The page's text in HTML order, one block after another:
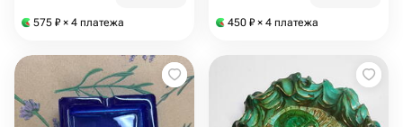
575 ₽ × 4 платежа 450 ₽ × 4 платежа